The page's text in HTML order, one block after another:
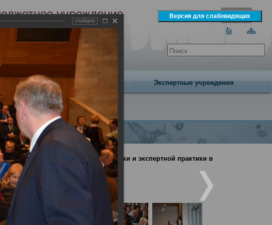
учреждение
экспертизы
Сегодня 8 августа 2026 года
Образование Экспертные учреждения
судебно-медицинской науки и экспертной практики в
слайдер